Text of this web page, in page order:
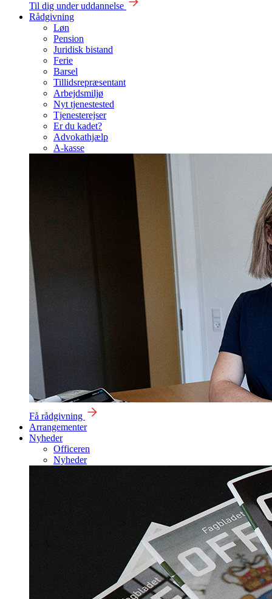
Til dig under uddannelse
Rådgivning
Løn
Pension
Juridisk bistand
Ferie
Barsel
Tillidsrepræsentant
Arbejdsmiljø
Nyt tjenestested
Tjenesterejser
Er du kadet?
Advokathjælp
A-kasse
Få rådgivning
Arrangementer
Nyheder
Officeren
Nyheder